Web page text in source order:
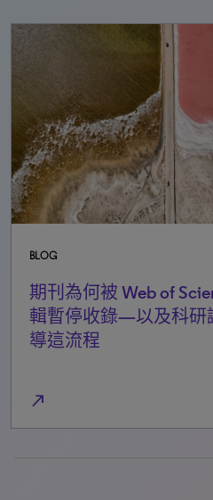
BLOG
期刊為何被 Web of
輯暫停收錄—以及科研
導這流程
north_east